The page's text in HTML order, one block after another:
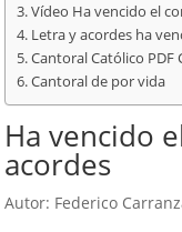
Vídeo Ha vencido el
Letra y acordes ha
Cantoral Católico PDF
Cantoral de por vida
Ha vencido
acordes
Autor: Federico